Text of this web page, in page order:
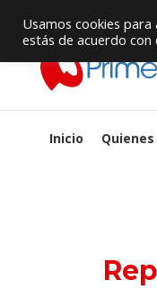
Inicio
Usamos cookies
estás de acuerdo con